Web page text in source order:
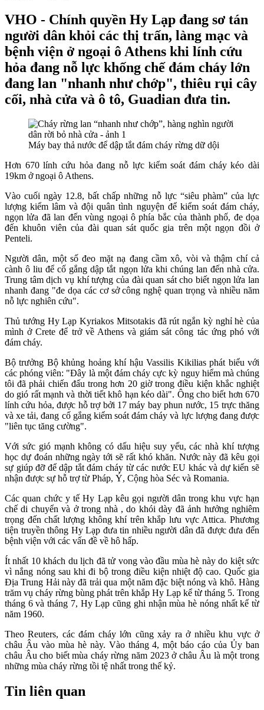
VHO - Chính quyền Hy Lạp đang sơ tán
người dân khỏi các thị trấn, làng mạc và
bệnh viện ở ngoại ô Athens khi lính cứu
hỏa đang nỗ lực khống chế đám cháy lớn
đang lan "nhanh như chớp", thiêu rụi cây
cối, nhà cửa và ô tô, Guadian đưa tin.
Máy bay thả nước để dập tắt đám cháy rừng dữ dội
Hơn 670 lính cứu hỏa đang nỗ lực kiểm soát đám cháy kéo dài
19km ở ngoại ô Athens.
Vào cuối ngày 12.8, bất chấp những nỗ lực “siêu phàm” của lực
lượng kiểm lâm và đội quân tình nguyện để kiểm soát đám cháy,
ngọn lửa đã lan đến vùng ngoại ô phía bắc của thành phố, đe dọa
đến khuôn viên của đài quan sát quốc gia trên một ngọn đồi ở
Penteli.
Người dân, một số đeo mặt nạ đang cầm xô, vòi và thậm chí cả
cành ô liu để cố gắng dập tắt ngọn lửa khi chúng lan đến nhà cửa.
Trung tâm dịch vụ khí tượng của đài quan sát cho biết ngọn lửa lan
nhanh đang "đe dọa các cơ sở công nghệ quan trọng và nhiều năm
nỗ lực nghiên cứu".
Thủ tướng Hy Lạp Kyriakos Mitsotakis đã rút ngắn kỳ nghỉ hè của
mình ở Crete để trở về Athens và giám sát công tác ứng phó với
đám cháy.
Bộ trưởng Bộ khủng hoảng khí hậu Vassilis Kikilias phát biểu với
các phóng viên: "Đây là một đám cháy cực kỳ nguy hiểm mà chúng
tôi đã phải chiến đấu trong hơn 20 giờ trong điều kiện khắc nghiệt
do gió rất mạnh và thời tiết khô hạn kéo dài". Ông cho biết hơn 670
lính cứu hỏa, được hỗ trợ bởi 17 máy bay phun nước, 15 trực thăng
và xe tải, đang cố gắng kiểm soát đám cháy và lực lượng đang được
"liên tục tăng cường".
Với sức gió mạnh không có dấu hiệu suy yếu, các nhà khí tượng
học dự đoán những ngày tới sẽ rất khó khăn. Nước này đã kêu gọi
sự giúp đỡ để dập tắt đám cháy từ các nước EU khác và dự kiến sẽ
nhận được sự hỗ trợ từ Pháp, Ý, Cộng hòa Séc và Romania.
Các quan chức y tế Hy Lạp kêu gọi người dân trong khu vực hạn
chế di chuyển và ở trong nhà , do khói dày đã ảnh hưởng nghiêm
trọng đến chất lượng không khí trên khắp lưu vực Attica. Phương
tiện truyền thông Hy Lạp đưa tin nhiều người dân đã được đưa đến
bệnh viện với các vấn đề về hô hấp.
Ít nhất 10 khách du lịch đã tử vong vào đầu mùa hè này do kiệt sức
vì nắng nóng sau khi đi bộ trong điều kiện nhiệt độ cao. Quốc gia
Địa Trung Hải này đã trải qua một năm đặc biệt nóng và khô. Hàng
trăm vụ cháy rừng bùng phát trên khắp Hy Lạp kể từ tháng 5. Trong
tháng 6 và tháng 7, Hy Lạp cũng ghi nhận mùa hè nóng nhất kể từ
năm 1960.
Theo Reuters, các đám cháy lớn cũng xảy ra ở nhiều khu vực ở
châu Âu vào mùa hè này. Vào tháng 4, một báo cáo của Ủy ban
châu Âu cho biết mùa cháy rừng năm 2023 ở châu Âu là một trong
những mùa cháy rừng tồi tệ nhất trong thế kỷ.
Tin liên quan